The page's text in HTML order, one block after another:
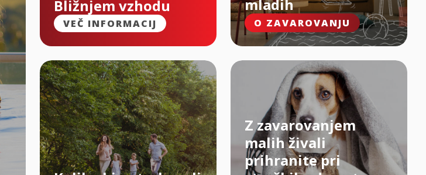
Bližnjem vzhodu
VEČ INFORMACIJ
mladih
O ZAVAROVANJU
Z zavarovanjem
malih živali
prihranite pri